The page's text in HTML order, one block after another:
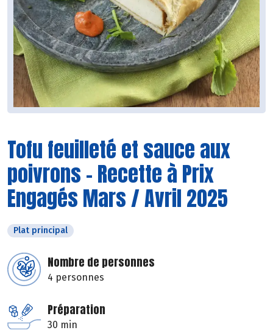
Tofu feuilleté et sauce aux
poivrons - Recette à Prix
Engagés Mars / Avril 2025
Plat principal
Nombre de personnes
4 personnes
Préparation
30 min